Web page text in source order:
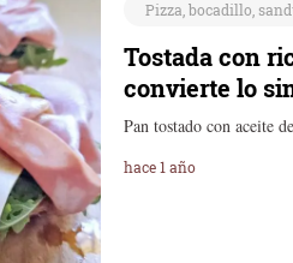
Pizza, bocadillo,
Tostada con
convierte lo
Pan tostado con aceite
hace 1 año